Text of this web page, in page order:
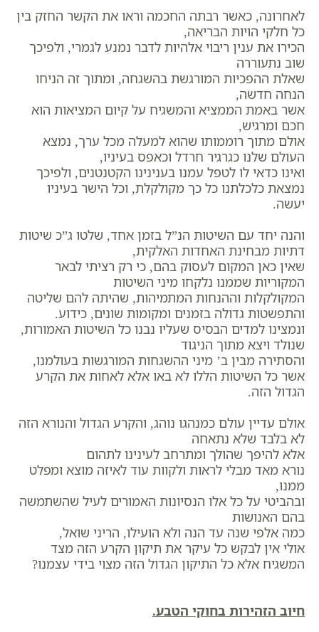
לאחרונה, כאשר רבתה החכמה וראו את הקשר החזק בין
כל חלקי הויות הבריאה,
הכירו את ענין ריבוי אלהיות לדבר נמנע לגמרי, ולפיכך
שוב נתעוררה
שאלת ההפכיות המורגשת בהשגחה, ומתוך זה הניחו
הנחה חדשה,
אשר באמת הממציא והמשגיח על קיום המציאות הוא
חכם ומרגיש,
אולם מתוך רוממותו שהוא למעלה מכל ערך, נמצא
העולם שלנו כגרגיר חרדל וכאפס בעיניו,
ואינו כדאי לו לטפל עמנו בענינינו הקטנטנים, ולפיכך
נמצאת כלכלתנו כל כך מקולקלת, וכל הישר בעיניו
יעשה.
והנה יחד עם השיטות הנ”ל בזמן אחד, שלטו ג”כ שיטות
דתיות מבחינת האחדות האלקית,
שאין כאן המקום לעסוק בהם, כי רק רציתי לבאר
המקוריות שממנו נלקחו מיני השיטות
המקולקלות וההנחות המתמיהות, שהיתה להם שליטה
והתפשטות גדולה בזמנים ומקומות שונים, כידוע.
ונמצינו למדים הבסיס שעליו נבנו כל השיטות האמורות,
שנולד ויצא מתוך הניגוד
והסתירה מבין ב’ מיני ההשגחות המורגשות בעולמנו,
אשר כל השיטות הללו לא באו אלא לאחות את הקרע
הגדול הזה.
אולם עדיין עולם כמנהגו נוהג, והקרע הגדול והנורא הזה
לא בלבד שלא נתאחה
אלא להיפך שהולך ומתרחב לעינינו לתהום
נורא מאד מבלי לראות ולקוות עוד לאיזה מוצא ומפלט
ממנו,
ובהביטי על כל אלו הנסיונות האמורים לעיל שהשתמשה
בהם האנושות
כמה אלפי שנה עד הנה ולא הועילו, הריני שואל,
אולי אין לבקש כל עיקר את תיקון הקרע הזה מצד
המשגיח אלא כל התיקון הגדול הזה מצוי בידי עצמנו?
חיוב הזהירות בחוקי הטבע.